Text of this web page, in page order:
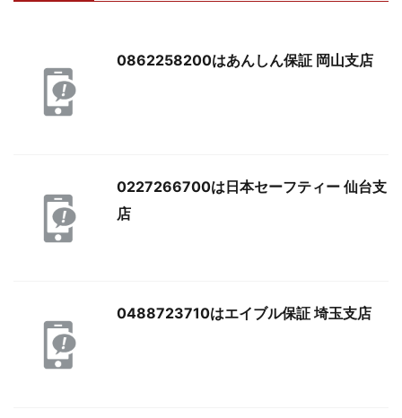
0862258200はあんしん保証 岡山支店
0227266700は日本セーフティー 仙台支
店
0488723710はエイブル保証 埼玉支店